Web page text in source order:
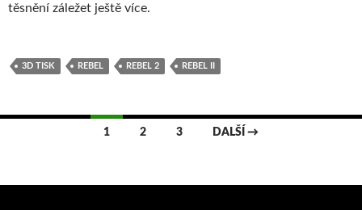
těsnění záležet ještě více.
3D TISK REBEL REBEL 2 REBEL II
příspěvky
1 2 3 DALŠÍ →